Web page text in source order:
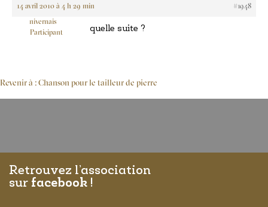
14 avril 2010 à 4 h 29 min #1948
nivernais
Participant
quelle suite ?
Revenir à : Chanson pour le tailleur de pierre
Retrouvez l’association
sur facebook !